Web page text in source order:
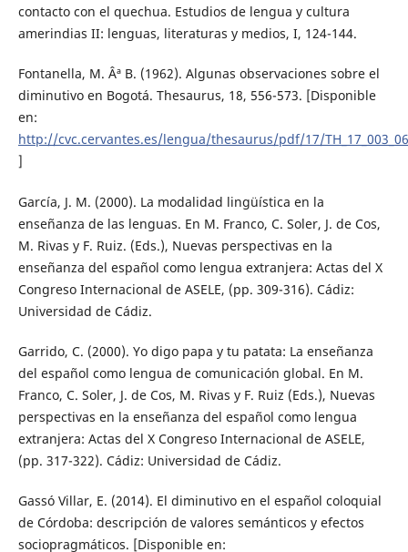
contacto con el quechua. Estudios de lengua y cultura
amerindias II: lenguas, literaturas y medios, I, 124-144.
Fontanella, M. Âª B. (1962). Algunas observaciones sobre el
diminutivo en Bogotá. Thesaurus, 18, 556-573. [Disponible
en:
http://cvc.cervantes.es/lengua/thesaurus/pdf/17/
]
García, J. M. (2000). La modalidad lingüística en la
enseñanza de las lenguas. En M. Franco, C. Soler, J. de Cos,
M. Rivas y F. Ruiz. (Eds.), Nuevas perspectivas en la
enseñanza del español como lengua extranjera: Actas del X
Congreso Internacional de ASELE, (pp. 309-316). Cádiz:
Universidad de Cádiz.
Garrido, C. (2000). Yo digo papa y tu patata: La enseñanza
del español como lengua de comunicación global. En M.
Franco, C. Soler, J. de Cos, M. Rivas y F. Ruiz (Eds.), Nuevas
perspectivas en la enseñanza del español como lengua
extranjera: Actas del X Congreso Internacional de ASELE,
(pp. 317-322). Cádiz: Universidad de Cádiz.
Gassó Villar, E. (2014). El diminutivo en el español coloquial
de Córdoba: descripción de valores semánticos y efectos
sociopragmáticos. [Disponible en: